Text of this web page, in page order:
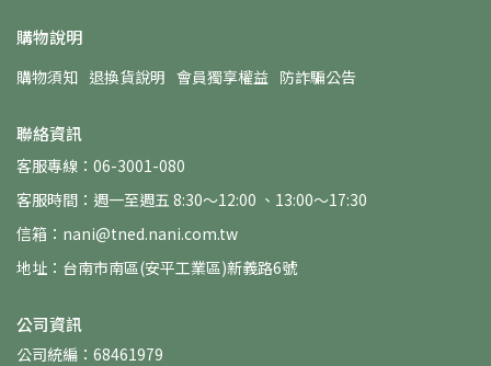
購物說明
購物須知 退換貨說明 會員獨享權益 防詐騙公告
聯絡資訊
客服專線：06-3001-080
客服時間：週一至週五 8:30～12:00 、13:00～17:30
信箱：nani@tned.nani.com.tw
地址：台南市南區(安平工業區)新義路6號
公司資訊
公司統編：68461979